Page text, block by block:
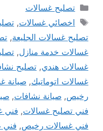
التصنيفات
تصليح غسالات
الوسوم
اخصائي غسالات,
تصليح غسالات الجليعة,
غسالات خدمة منازل,
غسالات هندي, تصليح
غسالات اتوماتيك, صيانة
رخيص, صيانة نشافات,
فني تصليح غسالات, فني
فني غسالات رخيص, فني